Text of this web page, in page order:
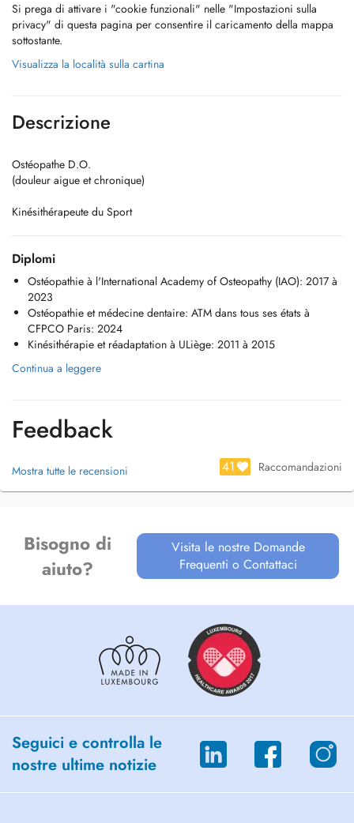
Si prega di attivare i "cookie funzionali" nelle "Impostazioni sulla
privacy" di questa pagina per consentire il caricamento della mappa
sottostante.
Visualizza la località sulla cartina
Descrizione
Ostéopathe D.O.
(douleur aigue et chronique)
Kinésithérapeute du Sport
Diplomi
Ostéopathie à l'International Academy of Osteopathy (IAO): 2017 à
2023
Ostéopathie et médecine dentaire: ATM dans tous ses états à
CFPCO Paris: 2024
Kinésithérapie et réadaptation à ULiège: 2011 à 2015
Continua a leggere
Feedback
Mostra tutte le recensioni 41 Raccomandazioni
Bisogno di
aiuto?
Visita le nostre Domande
Frequenti o Contattaci
Seguici e controlla le
nostre ultime notizie